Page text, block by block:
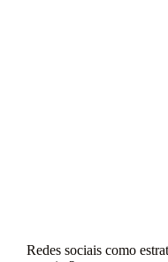
Redes sociais como